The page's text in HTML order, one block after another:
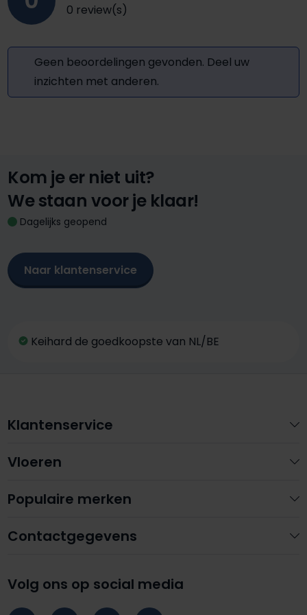
0 review(s)
Geen beoordelingen gevonden. Deel uw
inzichten met anderen.
Kom je er niet uit?
We staan voor je klaar!
Dagelijks geopend
Naar klantenservice
Keihard de goedkoopste van NL/BE
Contactgegevens
Volg ons op social media
Klantenservice
Vloeren
Populaire merken